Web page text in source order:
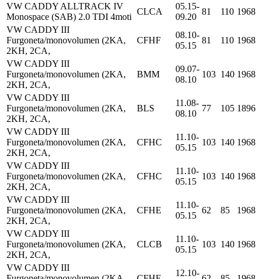
VW CADDY ALLTRACK IV
Monospace (SAB) 2.0 TDI 4moti
CLCA
05.15-
09.20
81 110 1968
VW CADDY III
Furgoneta/monovolumen (2KA,
2KH, 2CA,
CFHF
08.10-
05.15
81 110 1968
VW CADDY III
Furgoneta/monovolumen (2KA,
2KH, 2CA,
BMM
09.07-
08.10
103 140 1968
VW CADDY III
Furgoneta/monovolumen (2KA,
2KH, 2CA,
BLS
11.08-
08.10
77 105 1896
VW CADDY III
Furgoneta/monovolumen (2KA,
2KH, 2CA,
CFHC
11.10-
05.15
103 140 1968
VW CADDY III
Furgoneta/monovolumen (2KA,
2KH, 2CA,
CFHC
11.10-
05.15
103 140 1968
VW CADDY III
Furgoneta/monovolumen (2KA,
2KH, 2CA,
CFHE
11.10-
05.15
62 85 1968
VW CADDY III
Furgoneta/monovolumen (2KA,
2KH, 2CA,
CLCB
11.10-
05.15
103 140 1968
VW CADDY III
12.10-